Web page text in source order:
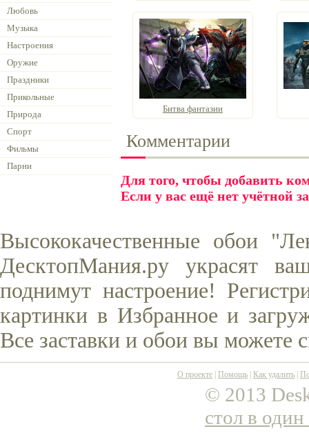
Любовь
Музыка
Настроения
Оружие
Праздники
Прикольные
Природа
Спорт
Фильмы
Парни
Битва фантазии
Комментарии
Для того, чтобы добавить
Если у вас ещё нет учётной
Высококачественные обои
ДесктопМания.ру украсят
поднимут настроение!
картинки в Избранное и
Все заставки и обои вы можете
О проекте Помощь Как удалить
© 2013
стол в